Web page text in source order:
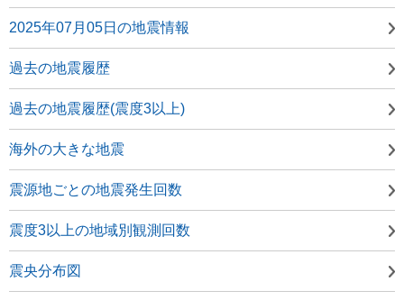
2025年07月05日の地震情報
過去の地震履歴
過去の地震履歴(震度3以上)
海外の大きな地震
震源地ごとの地震発生回数
震度3以上の地域別観測回数
震央分布図